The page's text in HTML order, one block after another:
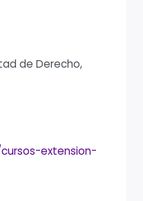
de Derecho,
extension-